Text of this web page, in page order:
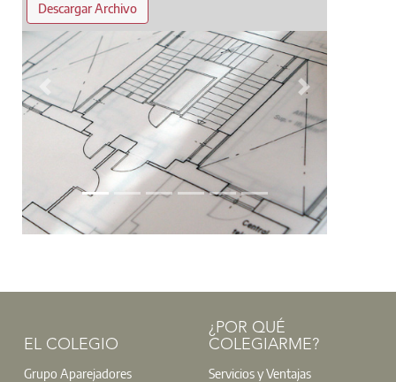
Descargar Archivo
Anterior Siguiente
EL COLEGIO
Grupo Aparejadores
¿POR QUÉ
COLEGIARME?
Servicios y Ventajas